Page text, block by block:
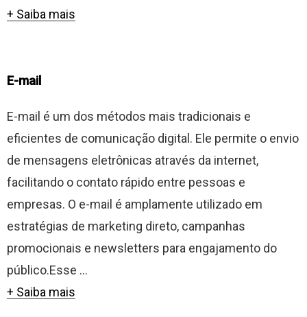
+ Saiba mais
E-mail
E-mail é um dos métodos mais tradicionais e
eficientes de comunicação digital. Ele permite o envio
de mensagens eletrônicas através da internet,
facilitando o contato rápido entre pessoas e
empresas. O e-mail é amplamente utilizado em
estratégias de marketing direto, campanhas
promocionais e newsletters para engajamento do
público.Esse ...
+ Saiba mais